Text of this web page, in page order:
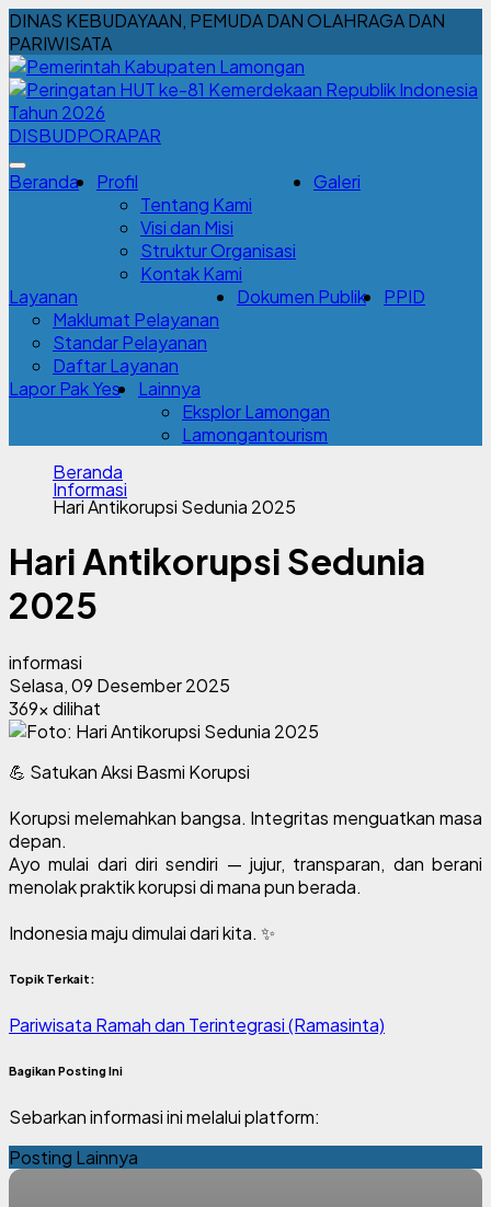
DINAS KEBUDAYAAN, PEMUDA DAN OLAHRAGA DAN
PARIWISATA
DISBUDPORAPAR
Beranda
Profil
Tentang Kami
Visi dan Misi
Struktur Organisasi
Kontak Kami
Galeri
Layanan
Maklumat Pelayanan
Standar Pelayanan
Daftar Layanan
Dokumen Publik PPID
Lapor Pak Yes
Lainnya
Eksplor Lamongan
Lamongantourism
Beranda
Informasi
Hari Antikorupsi Sedunia 2025
Hari Antikorupsi Sedunia
2025
informasi
Selasa, 09 Desember 2025
369x dilihat
💪 Satukan Aksi Basmi Korupsi
Korupsi melemahkan bangsa. Integritas menguatkan masa
depan.
Ayo mulai dari diri sendiri — jujur, transparan, dan berani
menolak praktik korupsi di mana pun berada.
Indonesia maju dimulai dari kita. ✨
Topik Terkait:
Pariwisata Ramah dan Terintegrasi (Ramasinta)
Bagikan Posting Ini
Sebarkan informasi ini melalui platform:
Posting Lainnya